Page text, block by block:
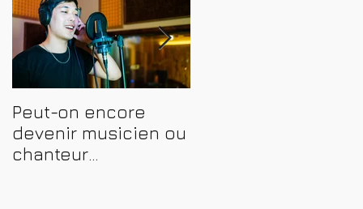
Peut-on encore
devenir musicien ou
chanteur